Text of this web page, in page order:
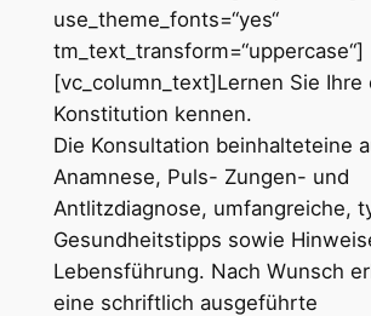
use_theme_fonts=“yes“
tm_text_transform=“uppercase“]
[vc_column_text]Lernen Sie Ihre
Konstitution kennen.
Die Konsultation beinhalteteine
Anamnese, Puls- Zungen- und
Antlitzdiagnose, umfangreiche,
Gesundheitstipps sowie
Lebensführung. Nach Wunsch
eine schriftlich ausgeführte